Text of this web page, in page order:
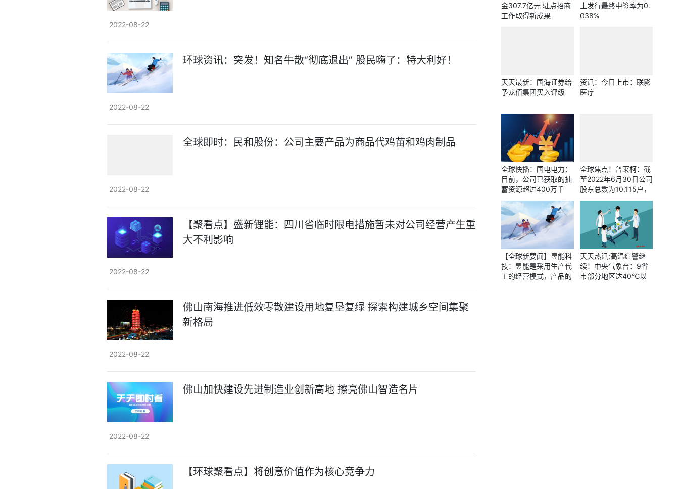
2022-08-22
环球资讯：突发！知名牛散“彻底退出” 股民嗨了：特大利好！
2022-08-22
全球即时：民和股份：公司主要产品为商品代鸡苗和鸡肉制品
2022-08-22
【聚看点】盛新锂能：四川省临时限电措施暂未对公司经营产生重
大不利影响
2022-08-22
佛山南海推进低效零散建设用地复垦复绿 探索构建城乡空间集聚
新格局
2022-08-22
佛山加快建设先进制造业创新高地 擦亮佛山智造名片
2022-08-22
【环球聚看点】将创意价值作为核心竞争力
金307.7亿元 驻点招商
工作取得新成果
上发行最终中签率为0.
038%
天天最新：国海证券给
予龙佰集团买入评级
资讯：今日上市：联影
医疗
全球快播：国电电力：
目前，公司已获取的抽
蓄资源超过400万千
瓦，均在开展前期工作
全球焦点！普莱柯：截
至2022年6月30日公司
股东总数为10,115户，
敬请关注公司披露的相
关定期报告
【全球新要闻】昱能科
技：昱能是采用生产代
工的经营模式，产品的
天天热讯:高温红警继
续！中央气象台：9省
市部分地区达40℃以